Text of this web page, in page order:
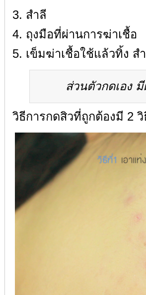
3. สำลี
4. ถุงมือที่ผ่านการฆ่าเชื้อ
5. เข็มฆ่าเชื้อใช้แล้วทิ้ง
ส่วนตัวกดเอง
วิธีการกดสิวที่ถูกต้องมี 2